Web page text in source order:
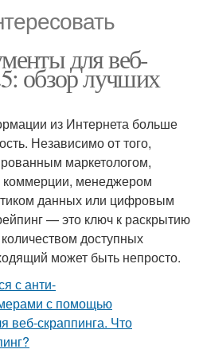
для веб-
обзор лучших
из Интернета больше
Независимо от того,
маркетологом,
коммерции, менеджером
данных или цифровым
— это ключ к раскрытию
доступных
может быть непросто.